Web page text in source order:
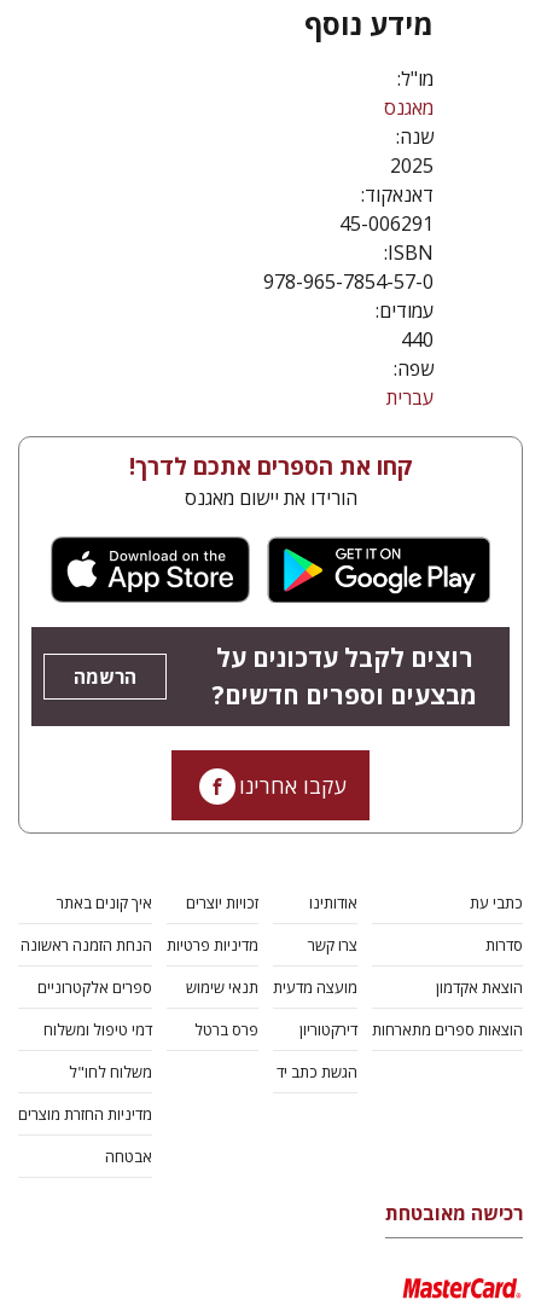
מידע נוסף
מו"ל:
מאגנס
שנה:
2025
דאנאקוד:
45-006291
ISBN:
978-965-7854-57-0
עמודים:
440
שפה:
עברית
קחו את הספרים אתכם לדרך!
הורידו את יישום מאגנס
רוצים לקבל עדכונים על
מבצעים וספרים חדשים?
הרשמה
עקבו אחרינו
כתבי עת
סדרות
הוצאת אקדמון
הוצאות ספרים מתארחות
אודותינו
צרו קשר
מועצה מדעית
דירקטוריון
הגשת כתב יד
זכויות יוצרים
מדיניות פרטיות
תנאי שימוש
פרס ברטל
איך קונים באתר
הנחת הזמנה ראשונה
ספרים אלקטרוניים
דמי טיפול ומשלוח
משלוח לחו"ל
מדיניות החזרת מוצרים
אבטחה
רכישה מאובטחת